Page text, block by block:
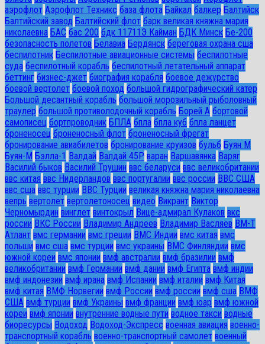
аэрофлот Аэрофлот Техникс база флота Байкал балкер Балтийск
Балтийский завод Балтийский флот барк великая княжна мария
николаевна БАС бас 200 бдк 11711Э Кайман БДК Минск Бе-200
безопасность полетов Белавиа Бердянск береговая охрана сша
беспилотник Беспилотные авиационные системы беспилотные
суда беспилотный корабль беспилотный летательный аппарат
беттинг бизнес-джет биография корабля боевое дежурство
боевой вертолет боевой поход большой гидрографический катер
Большой десантный корабль большой морозильный рыболовный
траулер большой противолодочный корабль Борей А бортовой
самописец бортпроводник БПЛА бпла бпла куб бпла ланцет
броненосец броненосный флот броненосный фрегат
бронирование авиабилетов бронирование круизов бульб Буян М
Буян-М Бэлла-1 Валдай Валдай 45Р варан Варшавянка Варяг
Василий быков Василий Трушин ввс беларуси ввс великобритании
ввс китая ввс Нидерландов ввс португалии ввс россии ВВС США
ввс сша ввс турции ВВС Турции великая княжна мария николаевна
вепрь вертолет вертолетоносец видео Викрант Виктор
Черномырдин винглет винтокрыл Вице-адмирал Кулаков вкс
россии ВКС России Владимир Андреев Владимир Васляев ВМ-Т
Атлант вмс германии вмс греции ВМС Индии вмс китая вмс
польши вмс сша вмс турции вмс украины ВМС Финляндии вмс
южной кореи вмс японии вмф австралии вмф бразилии вмф
великобритании вмф Германии вмф дании вмф Египта вмф индии
вмф индонезии вмф ирана вмф Испании вмф италии вмф Китая
вмф китая ВМФ Норвегии вмф России вмф россии вмф сша ВМФ
США вмф турции вмф Украины вмф франции вмф юар вмф южной
кореи вмф японии внутренние водные пути водное такси водные
биоресурсы Водоход Водоход-Экспресс военная авиация военно-
транспортный корабль военно-транспортный самолет военный